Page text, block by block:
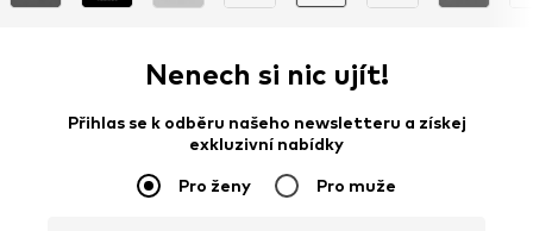
Nenech si nic ujít!
Přihlas se k odběru našeho newsletteru a získej
exkluzivní nabídky
Pro ženy Pro muže